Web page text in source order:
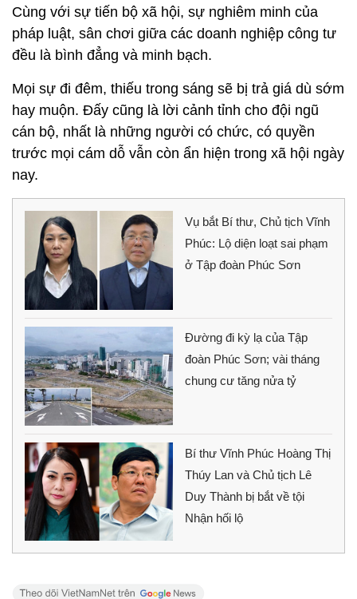
Cùng với sự tiến bộ xã hội, sự nghiêm minh của
pháp luật, sân chơi giữa các doanh nghiệp công tư
đều là bình đẳng và minh bạch.
Mọi sự đi đêm, thiếu trong sáng sẽ bị trả giá dù sớm
hay muộn. Đấy cũng là lời cảnh tỉnh cho đội ngũ
cán bộ, nhất là những người có chức, có quyền
trước mọi cám dỗ vẫn còn ẩn hiện trong xã hội ngày
nay.
Vụ bắt Bí thư, Chủ tịch Vĩnh
Phúc: Lộ diện loạt sai phạm
ở Tập đoàn Phúc Sơn
Đường đi kỳ lạ của Tập
đoàn Phúc Sơn; vài tháng
chung cư tăng nửa tỷ
Bí thư Vĩnh Phúc Hoàng Thị
Thúy Lan và Chủ tịch Lê
Duy Thành bị bắt về tội
Nhận hối lộ